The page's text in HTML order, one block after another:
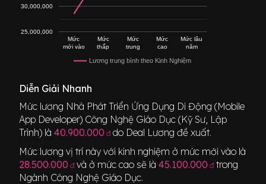
Lương trung bình theo Kinh Nghiệm
Mức
mới vào
Mức
thấp
Mức
trung
Mức
cao
Mức lâu
năm
25,000,000
30,000,000
Diễn Giải Nhanh
Mức lương Nhà Phát Triển Ứng Dụng Di Động (Mobile
App Developer) Công Nghệ Giáo Dục (Kỹ Sư, Lập
Trình) là40.900.000 đdo Deal Lương đề xuất.
Mức lương vị trí này với kinh nghiệm ở mức mới vào là
28.500.000 đ và ở mức cao sẽ là45.100.000 đ trong
Ngành Công Nghệ Giáo Dục.